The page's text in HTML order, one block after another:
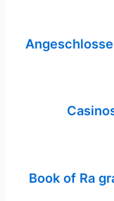
Book of Ra